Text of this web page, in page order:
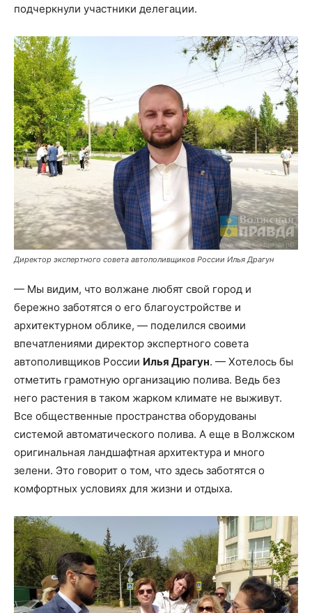
подчеркнули участники делегации.
Директор экспертного совета автополивщиков России Илья Драгун
— Мы видим, что волжане любят свой город и
бережно заботятся о его благоустройстве и
архитектурном облике, — поделился своими
впечатлениями директор экспертного совета
автополивщиков России Илья Драгун. — Хотелось бы
отметить грамотную организацию полива. Ведь без
него растения в таком жарком климате не выживут.
Все общественные пространства оборудованы
системой автоматического полива. А еще в Волжском
оригинальная ландшафтная архитектура и много
зелени. Это говорит о том, что здесь заботятся о
комфортных условиях для жизни и отдыха.